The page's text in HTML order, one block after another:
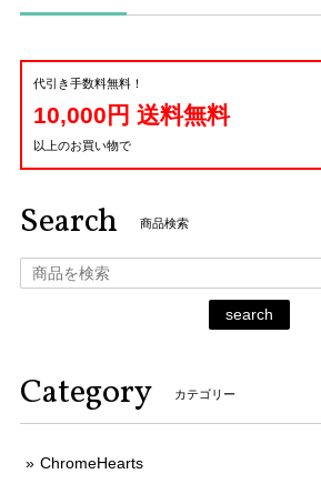
代引き手数料無料！
10,000円 送料無料
以上のお買い物で
Search 商品検索
search
Category カテゴリー
ChromeHearts